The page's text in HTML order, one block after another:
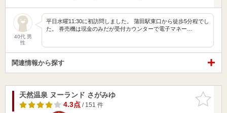
40代 男
性
平日水曜11:30に初訪問しました。 蒲田駅東口から徒歩5分程でし
た。 券売機は現金のみだが受付カウンターで電子マネー…
関連情報から探す
お気に入
りに追加
天然温泉 ヌーランド さがみゆ
4.3点/ 151 件